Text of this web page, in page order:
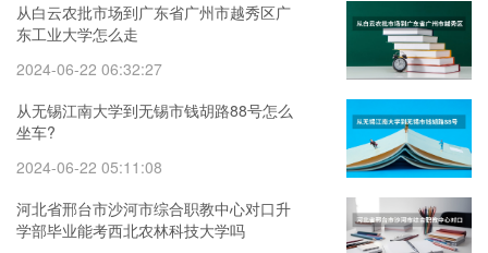
从白云农批市场到广东省广州市越秀区广
东工业大学怎么走
2024-06-22 06:32:27
从无锡江南大学到无锡市钱胡路88号怎么
坐车?
2024-06-22 05:11:08
河北省邢台市沙河市综合职教中心对口升
学部毕业能考西北农林科技大学吗